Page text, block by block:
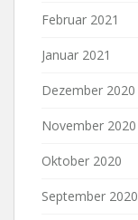
Februar 2021
Januar 2021
Dezember 2020
November 2020
Oktober 2020
September 2020